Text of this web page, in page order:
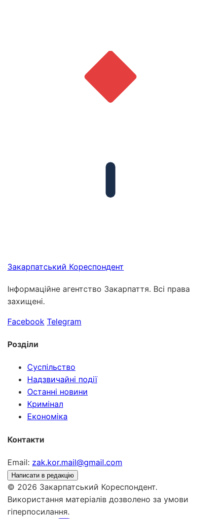
Закарпатський Кореспондент
Інформаційне агентство Закарпаття. Всі права
захищені.
Facebook Telegram
Розділи
Суспільство
Надзвичайні події
Останні новини
Кримінал
Економіка
Контакти
Email: zak.kor.mail@gmail.com
Написати в редакцію
© 2026 Закарпатський Кореспондент.
Використання матеріалів дозволено за умови
гіперпосилання.